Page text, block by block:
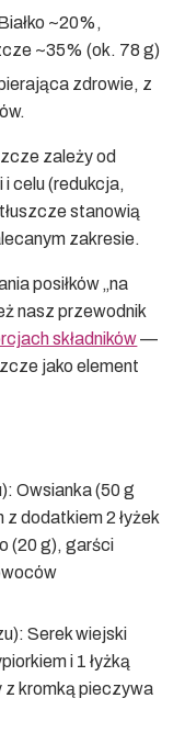
~20%,
~35% (ok. 78 g)
zdrowie, z
zależy od
celu (redukcja,
stanowią
zakresie.
posiłków „na
nasz przewodnik
składników—
jako element
Owsianka (50 g
z dodatkiem 2 łyżek
(20 g), garści
Serek wiejski
i 1 łyżką
z kromką pieczywa